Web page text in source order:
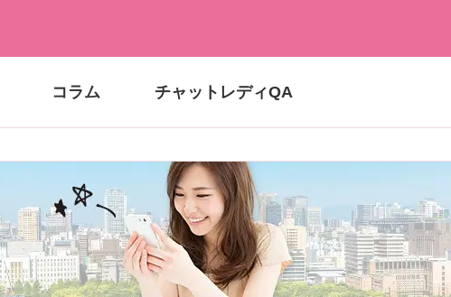
コラム チャットレディQA